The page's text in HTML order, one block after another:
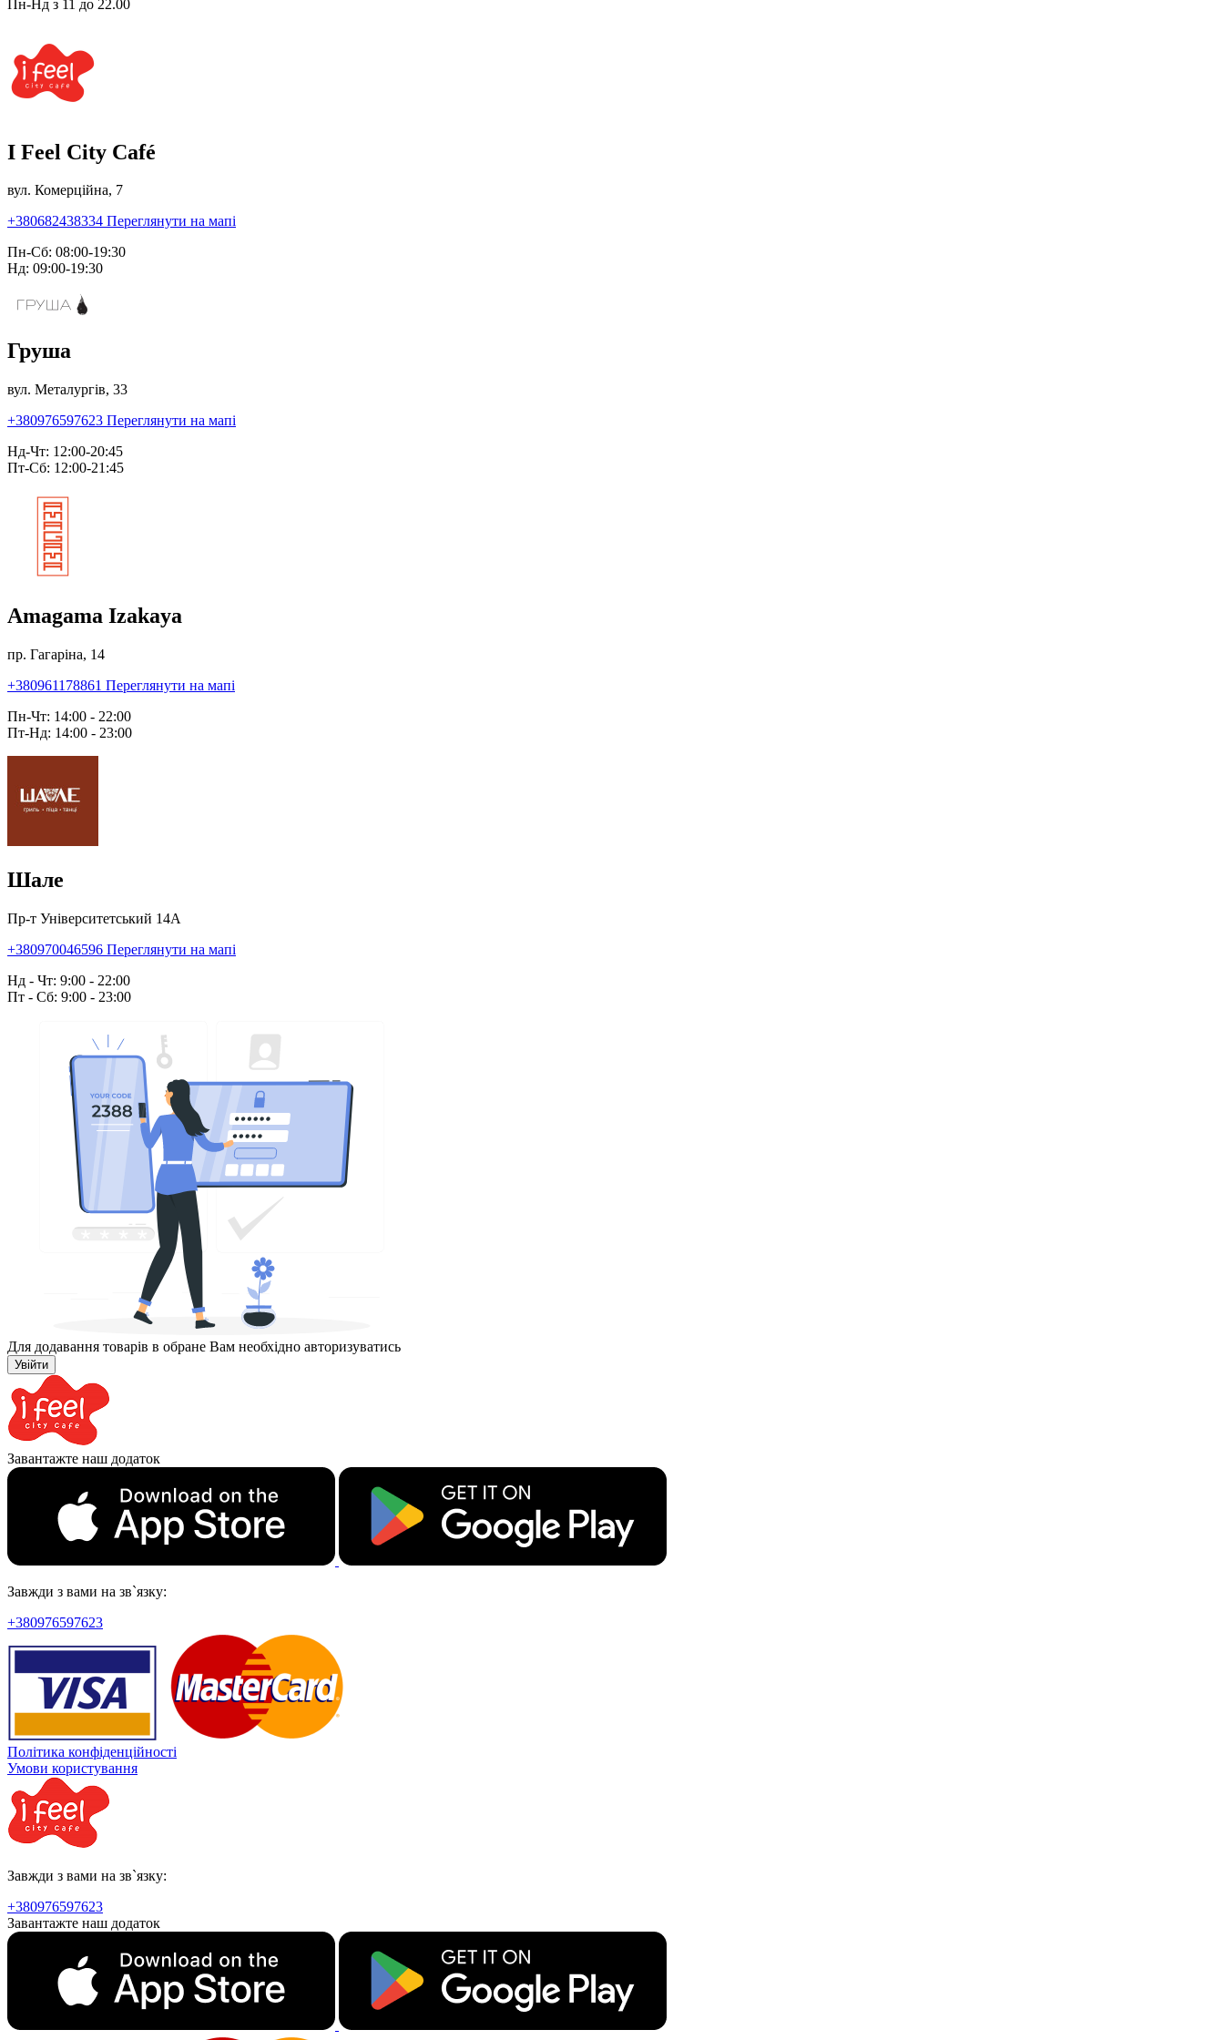
Пн-Нд з 11 до 22.00
I Feel City Café
вул. Комерційна, 7
+380682438334 Переглянути на мапі
Пн-Сб: 08:00-19:30
Нд: 09:00-19:30
Груша
вул. Металургів, 33
+380976597623 Переглянути на мапі
Нд-Чт: 12:00-20:45
Пт-Сб: 12:00-21:45
Amagama Izakaya
пр. Гагаріна, 14
+380961178861 Переглянути на мапі
Пн-Чт: 14:00 - 22:00
Пт-Нд: 14:00 - 23:00
Шале
Пр-т Університетський 14А
+380970046596 Переглянути на мапі
Нд - Чт: 9:00 - 22:00
Пт - Сб: 9:00 - 23:00
Для додавання товарів в обране Вам необхідно авторизуватись
Увійти
Завантажте наш додаток
Завжди з вами на зв`язку:
+380976597623
Політика конфіденційності
Умови користування
Завжди з вами на зв`язку:
+380976597623
Завантажте наш додаток